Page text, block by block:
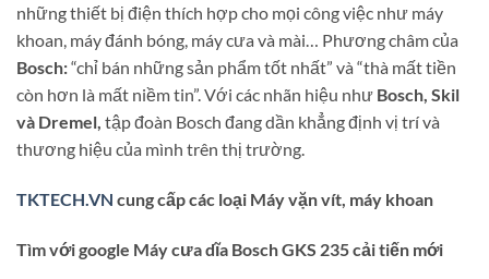
những thiết bị điện thích hợp cho mọi công việc như máy
khoan, máy đánh bóng, máy cưa và mài… Phương châm của
Bosch:“chỉ bán những sản phẩm tốt nhất” và “thà mất tiền
còn hơn là mất niềm tin”. Với các nhãn hiệu như Bosch, Skil
và Dremel, tập đoàn Bosch đang dần khẳng định vị trí và
thương hiệu của mình trên thị trường.
TKTECH.VN cung cấp các loại Máy vặn vít, máy khoan
Tìm với google Máy cưa dĩa Bosch GKS 235 cải tiến mới